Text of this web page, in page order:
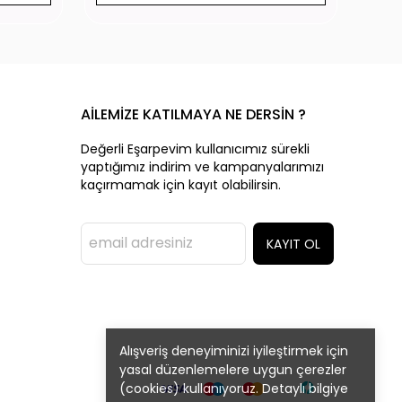
Alışveriş deneyiminizi iyileştirmek için
yasal düzenlemelere uygun çerezler
(cookies) kullanıyoruz. Detaylı bilgiye
AİLEMİZE KATILMAYA NE DERSİN ?
Değerli Eşarpevim kullanıcımız sürekli
yaptığımız indirim ve kampanyalarımızı
kaçırmamak için kayıt olabilirsin.
KAYIT OL